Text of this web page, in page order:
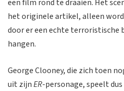
een film rond te draaien. Het
het originele artikel, alleen
door er een echte terroristische
hangen.
George Clooney, die zich toen
uit zijnER-personage, speelt